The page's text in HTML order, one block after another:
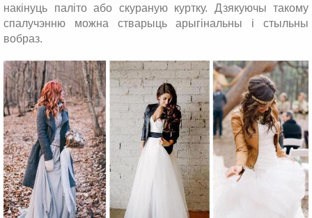
накінуць паліто або скураную куртку. Дзякуючы такому
спалучэнню можна стварыць арыгінальны і стыльны
вобраз.